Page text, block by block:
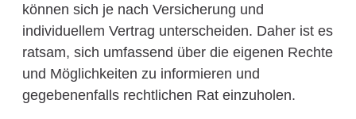
können sich je nach Versicherung und
individuellem Vertrag unterscheiden. Daher ist es
ratsam, sich umfassend über die eigenen Rechte
und Möglichkeiten zu informieren und
gegebenenfalls rechtlichen Rat einzuholen.